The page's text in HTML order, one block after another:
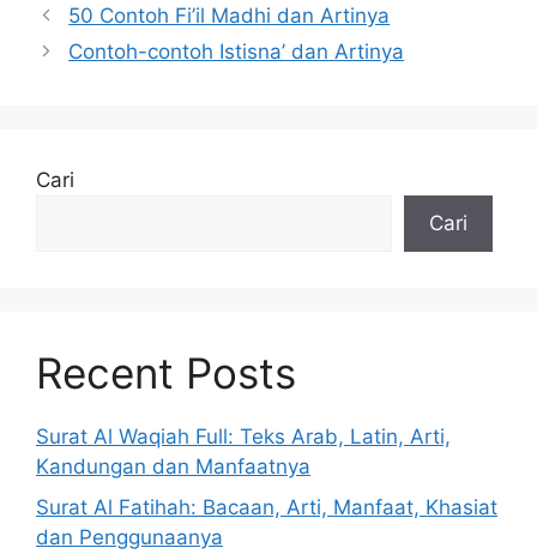
50 Contoh Fi’il Madhi dan Artinya
Contoh-contoh Istisna’ dan Artinya
Cari
Cari
Recent Posts
Surat Al Waqiah Full: Teks Arab, Latin, Arti,
Kandungan dan Manfaatnya
Surat Al Fatihah: Bacaan, Arti, Manfaat, Khasiat
dan Penggunaanya